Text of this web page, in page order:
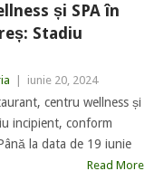
și SPA în
Stadiu
iunie 20, 2024
centru wellness și
incipient, conform
la data de 19 iunie
Read More